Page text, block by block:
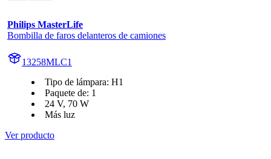
Philips MasterLife
Bombilla de faros delanteros de camiones
13258MLC1
Tipo de lámpara: H1
Paquete de: 1
24 V, 70 W
Más luz
Ver producto